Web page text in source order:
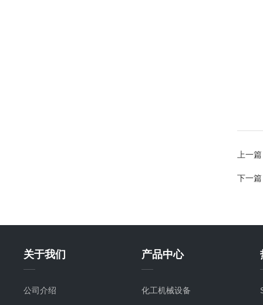
上一
下一
关于我们
公司介绍
产品中心
化工机械设备